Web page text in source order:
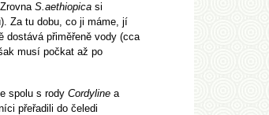
S.aethiopica si
Za tu dobu, co ji máme, jí
dostává přiměřeně vody (cca
musí počkat až po
spolu s rody Cordyline a
přeřadili do čeledi